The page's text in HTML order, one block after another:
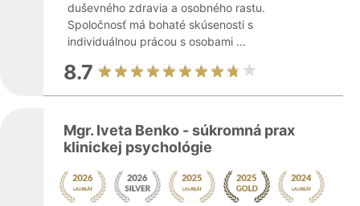
duševného zdravia a osobného rastu.
Spoločnosť má bohaté skúsenosti s
individuálnou prácou s osobami ...
8.7
Mgr. Iveta Benko - súkromná prax
klinickej psychológie